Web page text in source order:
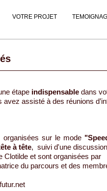
VOTRE PROJET
étape indispensable dans
assisté à des réunions
organisées sur le mode
à tête, suivi d'une
Clotilde et sont organisées par
du parcours et des